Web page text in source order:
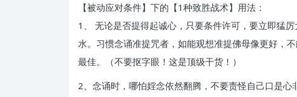
【被动应对条件】下的【1种致胜战术】用法：
1、 无论是否提得起诚心，只要条件许可，要立即猛
水。习惯念诵准提咒者，如能观想准提佛母像更好，
最佳。（不要抠字眼！这是顶级干货！）
2、念诵时，哪怕婬念依然翻腾，不要责怪自己口是